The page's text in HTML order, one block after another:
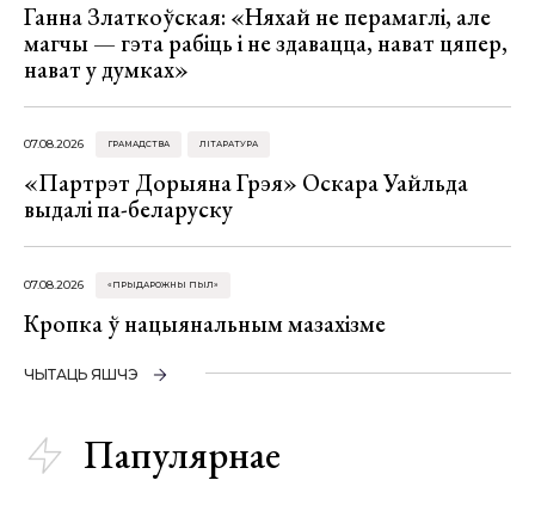
Ганна Златкоўская: «Няхай не перамаглі, але
магчы — гэта рабіць і не здавацца, нават цяпер,
нават у думках»
07.08.2026 ГРАМАДСТВА ЛІТАРАТУРА
«Партрэт Дорыяна Грэя» Оскара Уайльда
выдалі па-беларуску
07.08.2026 «ПРЫДАРОЖНЫ ПЫЛ»
Кропка ў нацыянальным мазахізме
ЧЫТАЦЬ ЯШЧЭ
Папулярнае